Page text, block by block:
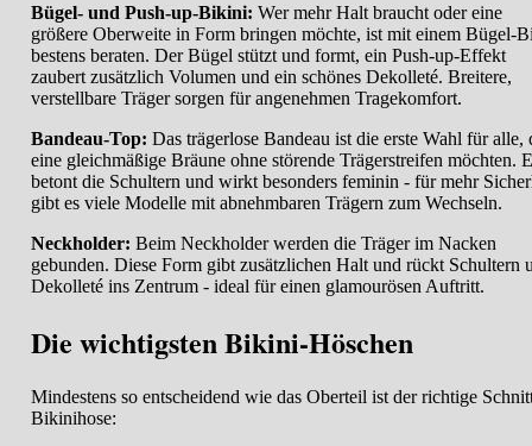
Bügel- und Push-up-Bikini: Wer mehr Halt braucht oder eine
größere Oberweite in Form bringen möchte, ist mit einem Bügel-
bestens beraten. Der Bügel stützt und formt, ein Push-up-Effekt
zaubert zusätzlich Volumen und ein schönes Dekolleté. Breitere,
verstellbare Träger sorgen für angenehmen Tragekomfort.
Bandeau-Top: Das trägerlose Bandeau ist die erste Wahl für alle,
eine gleichmäßige Bräune ohne störende Trägerstreifen möchten.
betont die Schultern und wirkt besonders feminin - für mehr
gibt es viele Modelle mit abnehmbaren Trägern zum Wechseln.
Neckholder: Beim Neckholder werden die Träger im Nacken
gebunden. Diese Form gibt zusätzlichen Halt und rückt Schultern
Dekolleté ins Zentrum - ideal für einen glamourösen Auftritt.
Die wichtigsten Bikini-Höschen
Mindestens so entscheidend wie das Oberteil ist der richtige
Bikinihose: